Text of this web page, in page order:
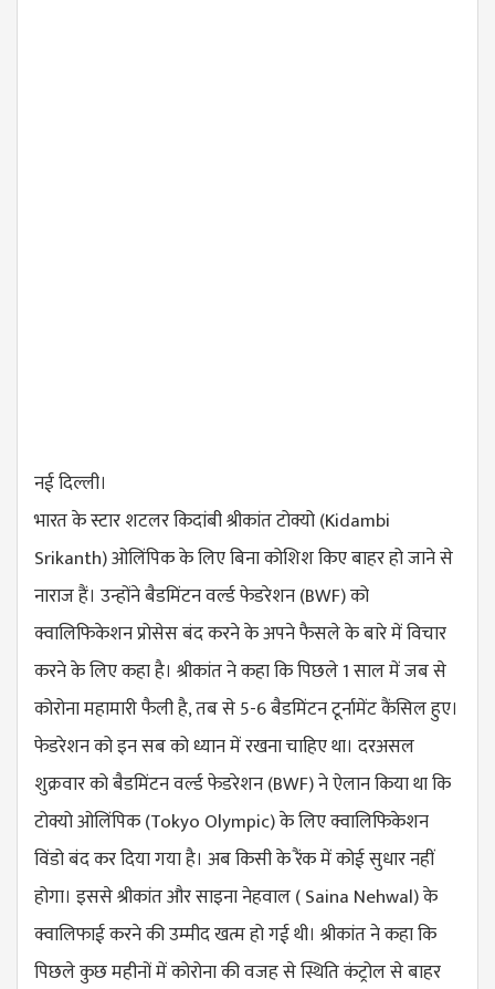
नई दिल्ली।
भारत के स्टार शटलर किदांबी श्रीकांत टोक्यो (Kidambi
Srikanth) ओलिंपिक के लिए बिना कोशिश किए बाहर हो जाने से
नाराज हैं। उन्होंने बैडमिंटन वर्ल्ड फेडरेशन (BWF) को
क्वालिफिकेशन प्रोसेस बंद करने के अपने फैसले के बारे में विचार
करने के लिए कहा है। श्रीकांत ने कहा कि पिछले 1 साल में जब से
कोरोना महामारी फैली है, तब से 5-6 बैडमिंटन टूर्नामेंट कैंसिल हुए।
फेडरेशन को इन सब को ध्यान में रखना चाहिए था। दरअसल
शुक्रवार को बैडमिंटन वर्ल्ड फेडरेशन (BWF) ने ऐलान किया था कि
टोक्यो ओलिंपिक (Tokyo Olympic) के लिए क्वालिफिकेशन
विंडो बंद कर दिया गया है। अब किसी के रैंक में कोई सुधार नहीं
होगा। इससे श्रीकांत और साइना नेहवाल ( Saina Nehwal) के
क्वालिफाई करने की उम्मीद खत्म हो गई थी। श्रीकांत ने कहा कि
पिछले कुछ महीनों में कोरोना की वजह से स्थिति कंट्रोल से बाहर